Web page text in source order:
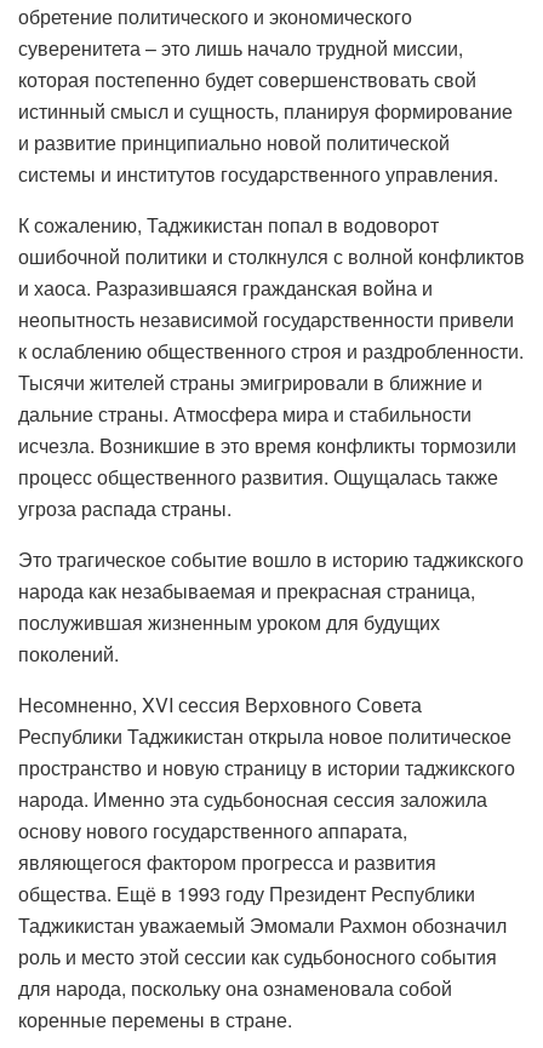
обретение политического и экономического
суверенитета – это лишь начало трудной миссии,
которая постепенно будет совершенствовать свой
истинный смысл и сущность, планируя формирование
и развитие принципиально новой политической
системы и институтов государственного управления.
К сожалению, Таджикистан попал в водоворот
ошибочной политики и столкнулся с волной конфликтов
и хаоса. Разразившаяся гражданская война и
неопытность независимой государственности привели
к ослаблению общественного строя и раздробленности.
Тысячи жителей страны эмигрировали в ближние и
дальние страны. Атмосфера мира и стабильности
исчезла. Возникшие в это время конфликты тормозили
процесс общественного развития. Ощущалась также
угроза распада страны.
Это трагическое событие вошло в историю таджикского
народа как незабываемая и прекрасная страница,
послужившая жизненным уроком для будущих
поколений.
Несомненно, XVI сессия Верховного Совета
Республики Таджикистан открыла новое политическое
пространство и новую страницу в истории таджикского
народа. Именно эта судьбоносная сессия заложила
основу нового государственного аппарата,
являющегося фактором прогресса и развития
общества. Ещё в 1993 году Президент Республики
Таджикистан уважаемый Эмомали Рахмон обозначил
роль и место этой сессии как судьбоносного события
для народа, поскольку она ознаменовала собой
коренные перемены в стране.